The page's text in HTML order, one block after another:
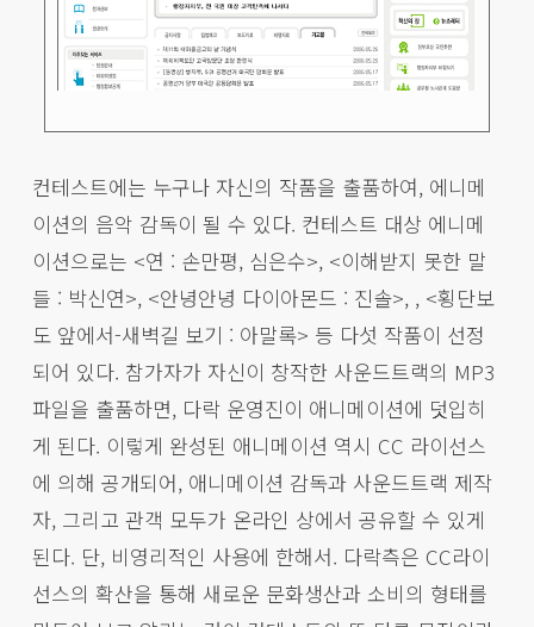
컨테스트에는 누구나 자신의 작품을 출품하여, 에니메
이션의 음악 감독이 될 수 있다. 컨테스트 대상 에니메
이션으로는 <연 : 손만평, 심은수>, <이해받지 못한 말
들 : 박신연>, <안녕안녕 다이아몬드 : 진솔>, , <횡단보
도 앞에서-새벽길 보기 : 아말록> 등 다섯 작품이 선정
되어 있다. 참가자가 자신이 창작한 사운드트랙의 MP3
파일을 출품하면, 다락 운영진이 애니메이션에 덧입히
게 된다. 이렇게 완성된 애니메이션 역시 CC 라이선스
에 의해 공개되어, 애니메이션 감독과 사운드트랙 제작
자, 그리고 관객 모두가 온라인 상에서 공유할 수 있게
된다. 단, 비영리적인 사용에 한해서. 다락측은 CC라이
선스의 확산을 통해 새로운 문화생산과 소비의 형태를